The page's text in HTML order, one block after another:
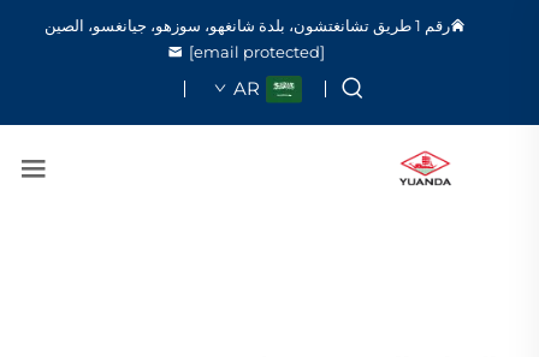
رقم 1 طريق تشانغتشون، بلدة شانغهو، سوزهو، جيانغسو، الصين
[email protected]
AR